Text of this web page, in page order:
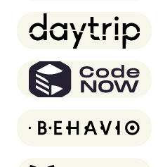
Daytrip
CodeNOW
Behavio